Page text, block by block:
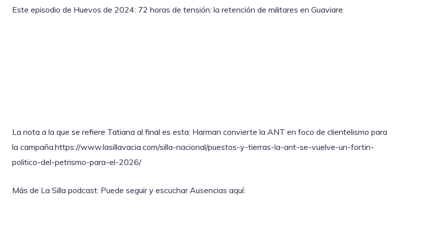
Este episodio de Huevos de 2024: 72 horas de tensión: la retención de militares en Guaviare.
La nota a la que se refiere Tatiana al final es esta: Harman convierte la ANT en foco de clientelismo para
la campaña.https://www.lasillavacia.com/silla-nacional/puestos-y-tierras-la-ant-se-vuelve-un-fortin-
politico-del-petrismo-para-el-2026/
Más de La Silla podcast: Puede seguir y escuchar Ausencias aquí: